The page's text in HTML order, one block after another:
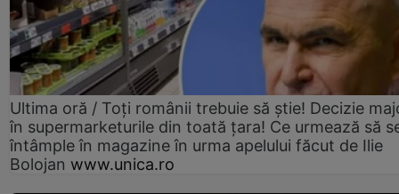
Ultima oră / Toți românii trebuie să știe! Decizie
în supermarketurile din toată țara! Ce urmează să
întâmple în magazine în urma apelului făcut de Ilie
Bolojan www.unica.ro